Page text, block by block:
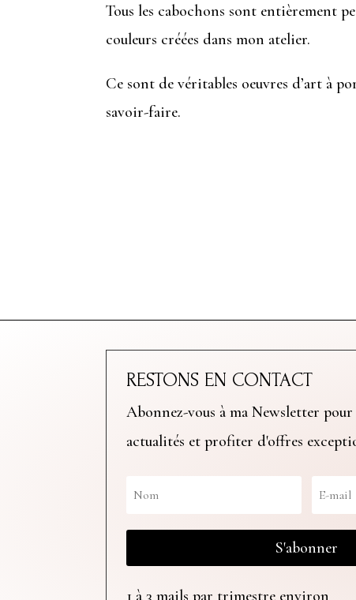
Tous les cabochons sont entièrement
couleurs créées dans mon atelier.
Ce sont de véritables oeuvres d’art à
savoir-faire.
RESTONS EN CONTACT
Abonnez-vous à ma Newsletter
actualités et profiter d'offres
S'abonner